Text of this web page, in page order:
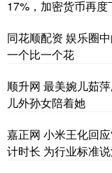
17%，加密货币再度
同花顺配资 娱乐圈
一个比一个花
顺升网 最美婉儿茹
儿外孙女陪着她
嘉正网 小米王化回
计时长 为行业标准